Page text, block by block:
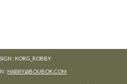
: KORG_ROBBY
: HARRY@BOUBOK.COM